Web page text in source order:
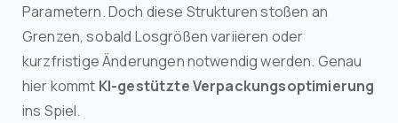
Parametern. Doch diese Strukturen stoßen an
Grenzen, sobald Losgrößen variieren oder
kurzfristige Änderungen notwendig werden. Genau
hier kommt KI-gestützte Verpackungsoptimierung
ins Spiel.